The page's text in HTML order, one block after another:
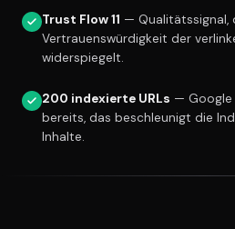
Trust Flow 11 — Qualitätssignal,
Vertrauenswürdigkeit der
widerspiegelt.
200 indexierte URLs — Google
bereits, das beschleunigt die
Inhalte.